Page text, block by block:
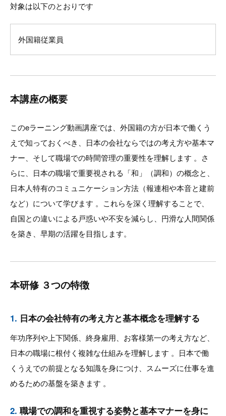
対象は以下のとおりです
外国籍従業員
本講座の概要
このeラーニング動画講座では、外国籍の方が日本で働くう
えで知っておくべき、日本の会社ならではの考え方や基本マ
ナー、そして職場での時間管理の重要性を理解します 。さ
らに、日本の職場で重要視される「和」（調和）の概念と、
日本人特有のコミュニケーション方法（報連相や本音と建前
など）について学びます 。これらを深く理解することで、
自国との違いによる戸惑いや不安を減らし、円滑な人間関係
を築き、早期の活躍を目指します。
本研修 ３つの特徴
1. 日本の会社特有の考え方と基本概念を理解する
年功序列や上下関係、終身雇用、お客様第一の考え方など、
日本の職場に根付く複雑な仕組みを理解します 。日本で働
くうえでの前提となる知識を身につけ、スムーズに仕事を進
めるための基盤を築きます 。
2. 職場での調和を重視する姿勢と基本マナーを身に